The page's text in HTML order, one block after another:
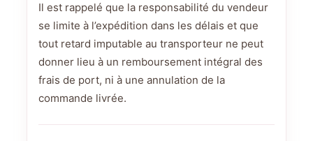
Il est rappelé que la responsabilité du vendeur
se limite à l’expédition dans les délais et que
tout retard imputable au transporteur ne peut
donner lieu à un remboursement intégral des
frais de port, ni à une annulation de la
commande livrée.